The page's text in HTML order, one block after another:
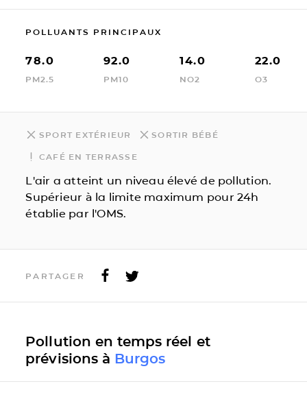
POLLUANTS PRINCIPAUX
78.0
PM2.5
92.0
PM10
14.0
NO2
22.0
O3
SPORT EXTÉRIEUR SORTIR BÉBÉ
CAFÉ EN TERRASSE
L'air a atteint un niveau élevé de pollution.
Supérieur à la limite maximum pour 24h
établie par l'OMS.
PARTAGER
Pollution en temps réel et
prévisions à Burgos